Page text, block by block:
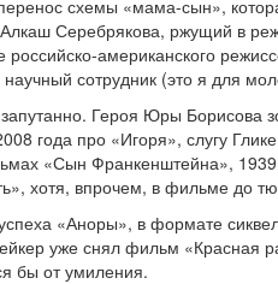
схемы «мама-сын»,
Серебрякова, ржущий в
американского
сотрудник (это я для
Героя Юры Борисова
года про «Игоря», слугу
«Сын Франкенштейна»,
хотя, впрочем, в фильме до
«Аноры», в формате
уже снял фильм «Красная
бы от умиления.